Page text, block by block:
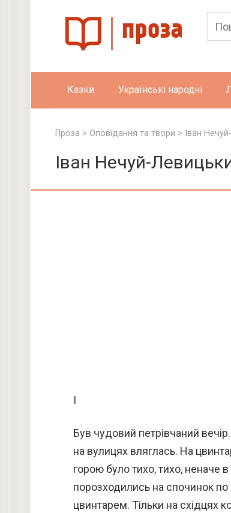
Казки Українські народні
Проза > Оповідання та твори > Іван
Іван Нечуй-
I
Був чудовий петрівчаний
на вулицях вляглась. На
горою було тихо, тихо, неначе
порозходились на спочинок по
цвинтарем. Тільки на східцях